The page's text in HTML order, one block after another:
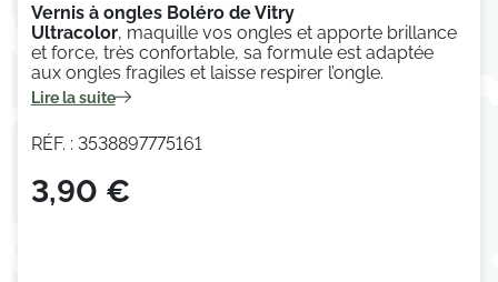
Vernis à ongles Boléro de Vitry
Ultracolor, maquille vos ongles et apporte brillance
et force, très confortable, sa formule est adaptée
aux ongles fragiles et laisse respirer l’ongle.
Lire la suite
RÉF. : 3538897775161
3,90 €